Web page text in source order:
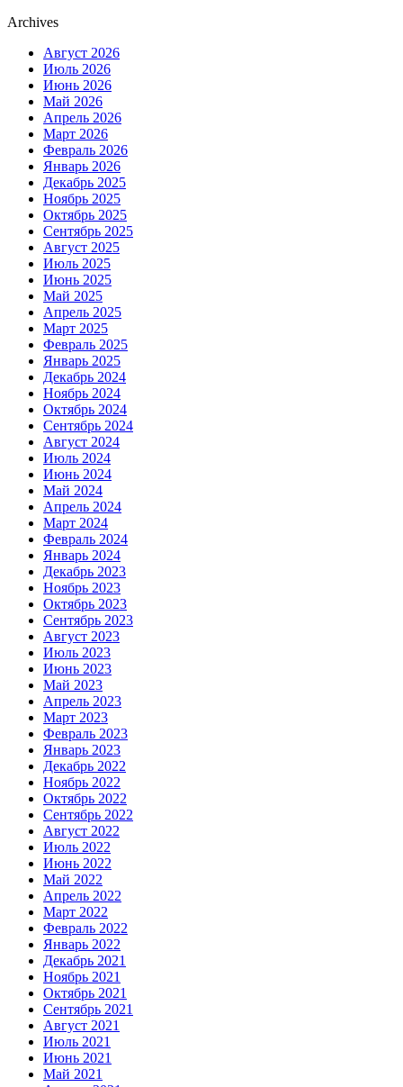
Archives
Август 2026
Июль 2026
Июнь 2026
Май 2026
Апрель 2026
Март 2026
Февраль 2026
Январь 2026
Декабрь 2025
Ноябрь 2025
Октябрь 2025
Сентябрь 2025
Август 2025
Июль 2025
Июнь 2025
Май 2025
Апрель 2025
Март 2025
Февраль 2025
Январь 2025
Декабрь 2024
Ноябрь 2024
Октябрь 2024
Сентябрь 2024
Август 2024
Июль 2024
Июнь 2024
Май 2024
Апрель 2024
Март 2024
Февраль 2024
Январь 2024
Декабрь 2023
Ноябрь 2023
Октябрь 2023
Сентябрь 2023
Август 2023
Июль 2023
Июнь 2023
Май 2023
Апрель 2023
Март 2023
Февраль 2023
Январь 2023
Декабрь 2022
Ноябрь 2022
Октябрь 2022
Сентябрь 2022
Август 2022
Июль 2022
Июнь 2022
Май 2022
Апрель 2022
Март 2022
Февраль 2022
Январь 2022
Декабрь 2021
Ноябрь 2021
Октябрь 2021
Сентябрь 2021
Август 2021
Июль 2021
Июнь 2021
Май 2021